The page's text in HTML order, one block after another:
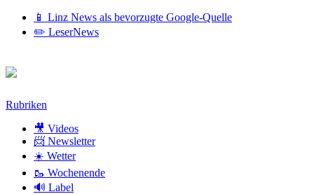
📱 Linz News als bevorzugte Google-Quelle
✏️ LeserNews
Zum
Rubriken
🎥 Videos
📨 Newsletter
☀️ Wetter
🥾 Wochenende
🔊 Label